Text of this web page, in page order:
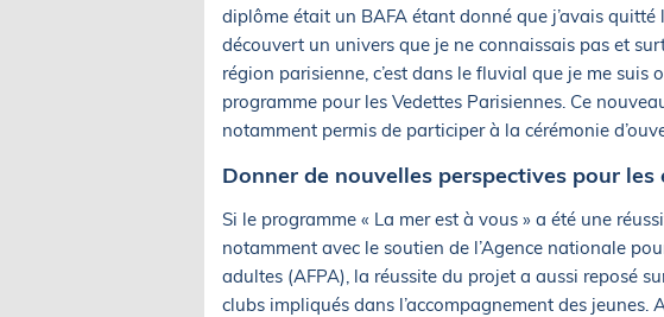
diplôme était un BAFA étant donné que j’avais quitté
découvert un univers que je ne connaissais pas et
région parisienne, c’est dans le fluvial que je me suis
programme pour les Vedettes Parisiennes. Ce
notamment permis de participer à la cérémonie
Donner de nouvelles perspectives pour
Si le programme « La mer est à vous » a été une
notamment avec le soutien de l’Agence nationale
adultes (AFPA), la réussite du projet a aussi reposé
clubs impliqués dans l’accompagnement des